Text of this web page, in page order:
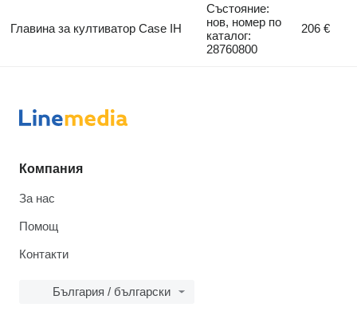
Главина за култиватор Case IH
Състояние:
нов, номер по
каталог:
28760800
206 €
Компания
За нас
Помощ
Контакти
България / български